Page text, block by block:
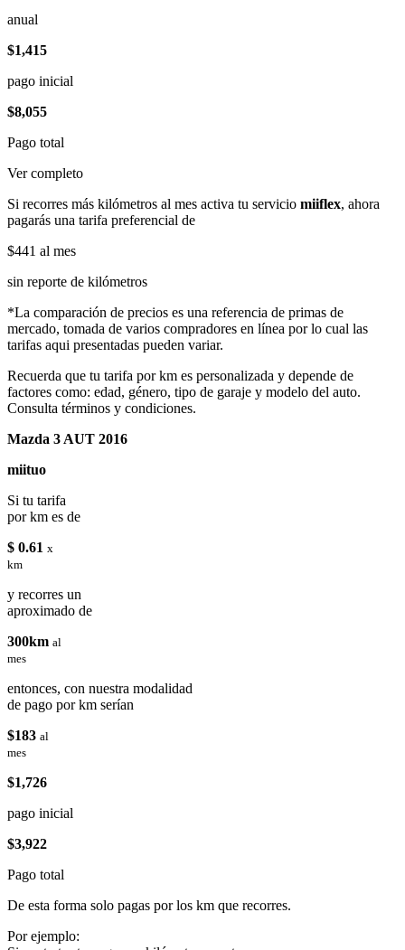
anual
$1,415
pago inicial
$8,055
Pago total
Ver completo
Si recorres más kilómetros al mes activa tu servicio miiflex, ahora
pagarás una tarifa preferencial de
$441 al mes
sin reporte de kilómetros
*La comparación de precios es una referencia de primas de
mercado, tomada de varios compradores en línea por lo cual las
tarifas aqui presentadas pueden variar.
Recuerda que tu tarifa por km es personalizada y depende de
factores como: edad, género, tipo de garaje y modelo del auto.
Consulta términos y condiciones.
Mazda 3 AUT 2016
miituo
Si tu tarifa
por km es de
$ 0.61 x
km
y recorres un
aproximado de
300km al
mes
entonces, con nuestra modalidad
de pago por km serían
$183 al
mes
$1,726
pago inicial
$3,922
Pago total
De esta forma solo pagas por los km que recorres.
Por ejemplo: